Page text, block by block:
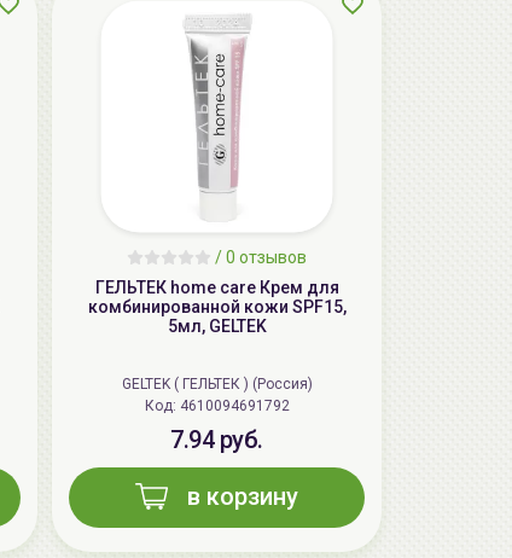
27.38 руб. -26%
/0 отзывов
ГЕЛЬТЕК home care Крем для
комбинированной кожи SPF15,
5мл, GELTEK
GELTEK ( ГЕЛЬТЕК ) (Россия)
Код: 4610094691792
7.94 руб.
в корзину